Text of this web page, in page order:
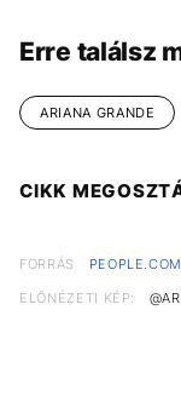
Erre találsz
ARIANA GRANDE
CIKK
FORRÁS
PEOPLE.COM
ELŐNÉZETI KÉP: